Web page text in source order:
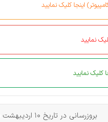
اینجا کلیک نمایید
نمایید
کلیک نمایید
بروزرسانی در تاریخ 10 اردیبهشت 1405 ساعت 11:30